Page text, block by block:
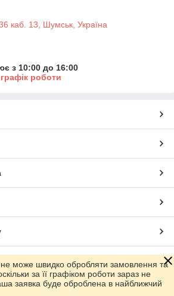
каб. 13, Шумськ, Україна
з 10:00 до 16:00
роботи
Prom.ua
не може швидко обробляти замовлення та
за її графіком роботи зараз не
заявка буде оброблена в найближчий